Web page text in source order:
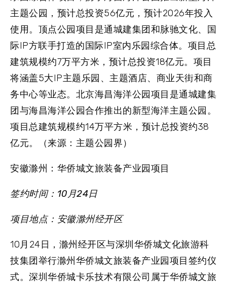
主题公园，预计总投资56亿元，预计2026年投入
使用。顶点公园项目是通城建集团和脉驰文化、国
际IP方联手打造的国际IP室内乐园综合体。项目总
建筑规模约7万平方米，预计总投资18亿元。项目
将涵盖5大IP主题乐园、主题酒店、商业天街和商
务中心等业态。北京海昌海洋公园项目是通城建集
团与海昌海洋公园合作推出的新型海洋主题公园。
项目总建筑规模约14万平方米，预计总投资约38
亿元。（来源：主题公园界）
安徽滁州：华侨城文旅装备产业园项目
签约时间：10月24日
项目地点：安徽滁州经开区
10月24日，滁州经开区与深圳华侨城文化旅游科
技集团举行滁州华侨城文旅装备产业园项目签约仪
式。深圳华侨城卡乐技术有限公司属于华侨城文旅